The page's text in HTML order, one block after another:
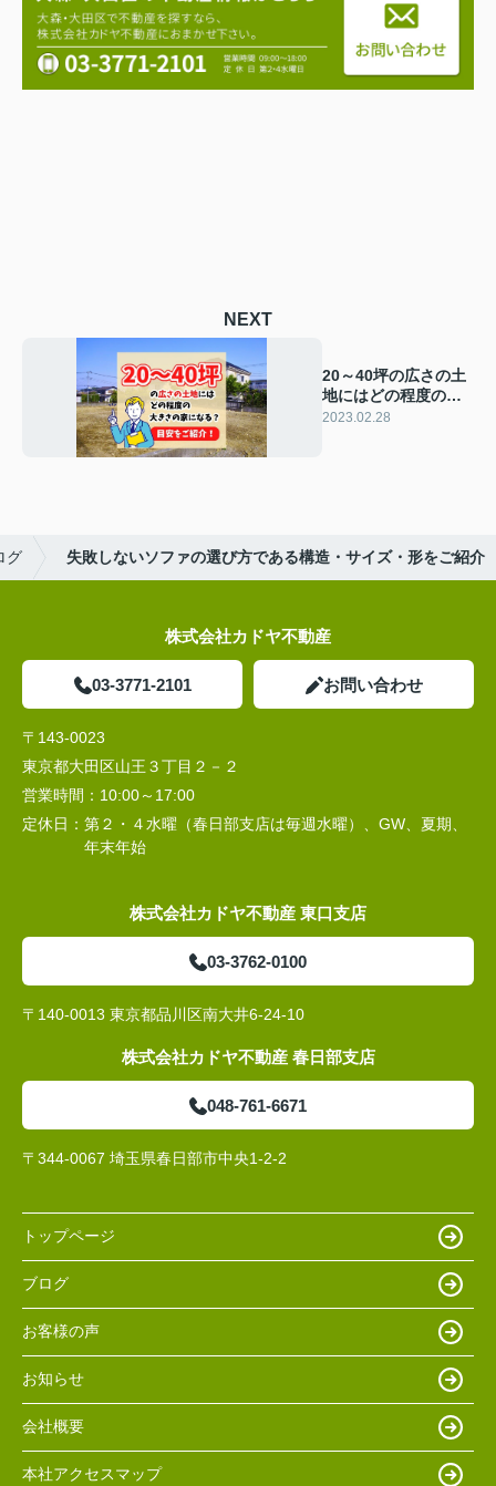
NEXT
20～40坪の広さの土
地にはどの程度の大
きさの家になる？目
2023.02.28
グ 失敗しないソファの選び方である構造・サイズ・形をご紹介
株式会社カドヤ不動産
03-3771-2101 お問い合わせ
〒143-0023
東京都大田区山王３丁目２－２
営業時間： 10:00～17:00
定休日： 第２・４水曜（春日部支店は毎週水曜）、GW、夏期、
年末年始
株式会社カドヤ不動産 東口支店
03-3762-0100
〒140-0013 東京都品川区南大井6-24-10
株式会社カドヤ不動産 春日部支店
048-761-6671
〒344-0067 埼玉県春日部市中央1-2-2
トップページ
ブログ
お客様の声
お知らせ
会社概要
本社アクセスマップ